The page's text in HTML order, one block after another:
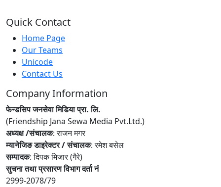
Quick Contact
Home Page
Our Teams
Unicode
Contact Us
Company Information
फेन्डसिप जनसेवा मिडिया प्रा. लि.
(Friendship Jana Sewa Media Pvt.Ltd.)
अध्यक्ष /संचालक: राजन मगर
म्यानेजिङ डाइरेक्टर / संचालक: रमेश बसेल
सम्पादक: दिपक मिजार (गैरे)
सुचना तथा प्रसारण विभाग दर्ता नं
2999-2078/79